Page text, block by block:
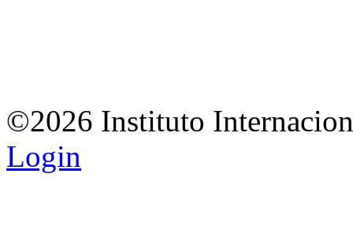
©2026 Instituto
Login